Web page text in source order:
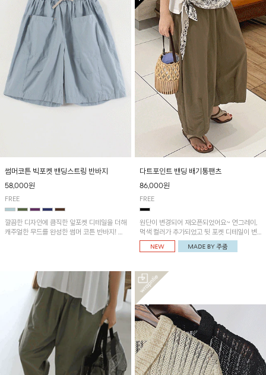
썸머코튼 빅포켓 밴딩스트링 반바지
58,000원
FREE
깔끔한 디자인에 큼직한 앞포켓 디테일을 더해
캐주얼한 무드를 완성한 썸머 코튼 반바지! 허
다트포인트 밴딩 배기통팬츠
86,000원
FREE
원단이 변경되어 재오픈되었어요~ 연그레이,
먹색 컬러가 추가되었고 뒷 포켓 디테일이 변
경되었습니다~가볍고 시원하게 착용되는 배
기통팬츠! 허리밴딩과 여유로운 통으로 편안해